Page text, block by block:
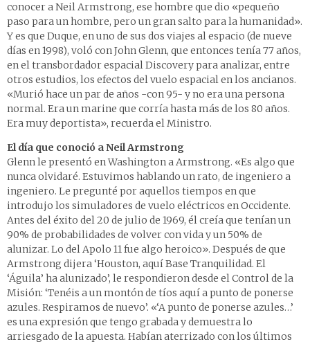
conocer a Neil Armstrong, ese hombre que dio «pequeño
paso para un hombre, pero un gran salto para la humanidad».
Y es que Duque, en uno de sus dos viajes al espacio (de nueve
días en 1998), voló con John Glenn, que entonces tenía 77 años,
en el transbordador espacial Discovery para analizar, entre
otros estudios, los efectos del vuelo espacial en los ancianos.
«Murió hace un par de años -con 95- y no era una persona
normal. Era un marine que corría hasta más de los 80 años.
Era muy deportista», recuerda el Ministro.
El día que conoció a Neil Armstrong
Glenn le presentó en Washington a Armstrong. «Es algo que
nunca olvidaré. Estuvimos hablando un rato, de ingeniero a
ingeniero. Le pregunté por aquellos tiempos en que
introdujo los simuladores de vuelo eléctricos en Occidente.
Antes del éxito del 20 de julio de 1969, él creía que tenían un
90% de probabilidades de volver con vida y un 50% de
alunizar. Lo del Apolo 11 fue algo heroico». Después de que
Armstrong dijera ‘Houston, aquí Base Tranquilidad. El
‘Águila’ ha alunizado’, le respondieron desde el Control de la
Misión: ‘Tenéis a un montón de tíos aquí a punto de ponerse
azules. Respiramos de nuevo’. «‘A punto de ponerse azules…’
es una expresión que tengo grabada y demuestra lo
arriesgado de la apuesta. Habían aterrizado con los últimos